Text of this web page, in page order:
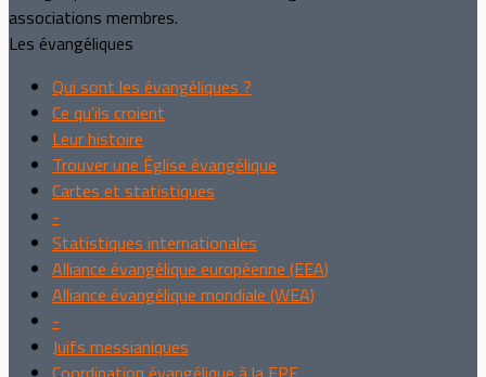
associations membres.
Les évangéliques
Qui sont les évangéliques ?
Ce qu'ils croient
Leur histoire
Trouver une Église évangélique
Cartes et statistiques
-
Statistiques internationales
Alliance évangélique européenne (EEA)
Alliance évangélique mondiale (WEA)
-
Juifs messianiques